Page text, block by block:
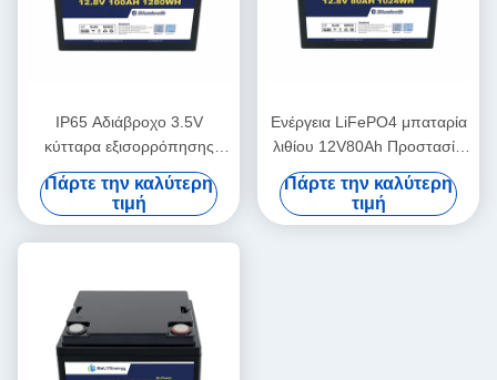
IP65 Αδιάβροχο 3.5V
κύτταρα εξισορρόπησης
μπαταρίας λιθίου 12V100Ah
Ηλιακή μπαταρία λιθίου
Πάρτε την καλύτερη
τιμή
Ενέργεια LiFePO4 μπαταρία
λιθίου 12V80Ah Προστασία
από την τάση 14.6V
Πάρτε την καλύτερη
τιμή